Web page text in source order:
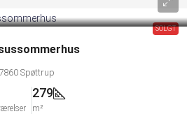
SOLGT
Spøttrup
279
m²